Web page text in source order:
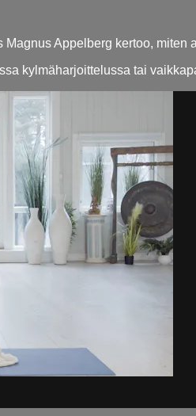
Appelberg kertoo,
kylmäharjoittelussa tai